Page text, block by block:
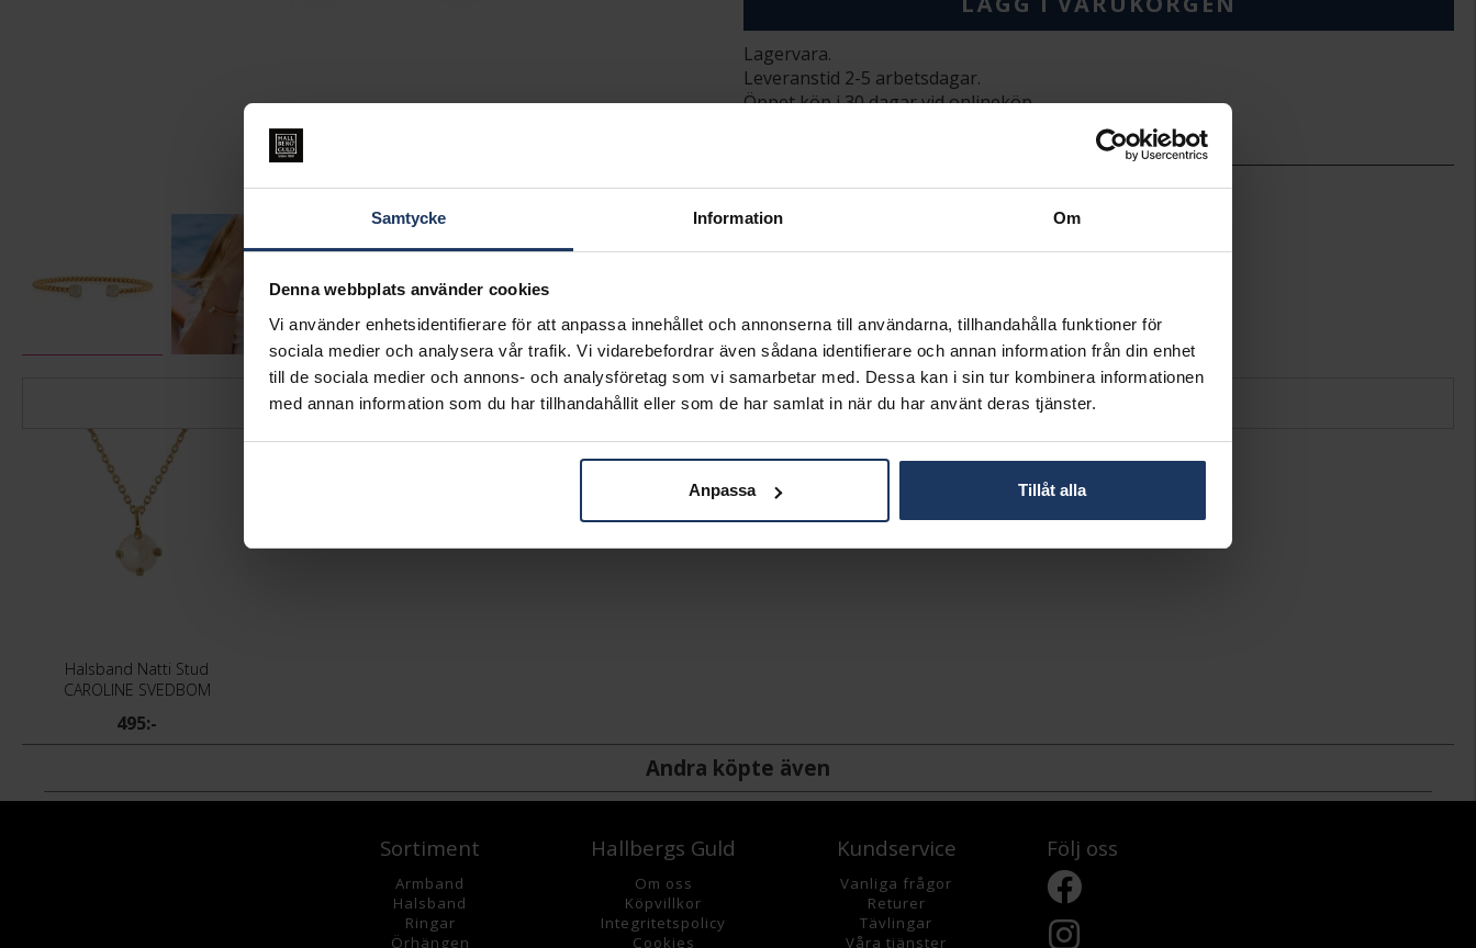
Samtycke Information Om
Denna webbplats använder cookies
Vi använder enhetsidentifierare för att anpassa innehållet och annonserna till användarna, tillhandahålla funktioner för
sociala medier och analysera vår trafik. Vi vidarebefordrar även sådana identifierare och annan information från din enhet
till de sociala medier och annons- och analysföretag som vi samarbetar med. Dessa kan i sin tur kombinera informationen
med annan information som du har tillhandahållit eller som de har samlat in när du har använt deras tjänster.
Anpassa Tillåt alla
Lagervara.
Leveranstid 2-5 arbetsdagar.
Öppet köp i 30 dagar vid onlineköp.
VARUMÄRKE Caroline Svedbom
Matchande produkter och andra varianter
Halsband Natti Stud
CAROLINE SVEDBOM
495:-
Andra köpte även
Sortiment
Armband
Halsband
Ringar
Örhängen
Hallbergs Guld
Om oss
Köpvillkor
Integritetspolicy
Cookies
Kundservice
Vanliga frågor
Returer
Tävlingar
Våra tjänster
Följ oss